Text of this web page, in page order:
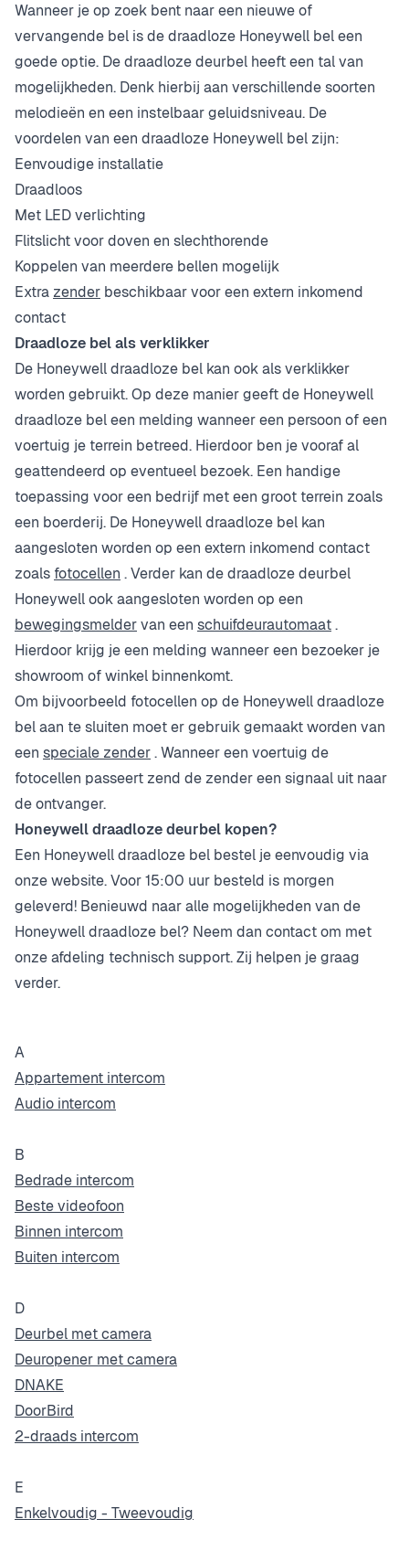
Wanneer je op zoek bent naar een nieuwe of
vervangende bel is de draadloze Honeywell bel een
goede optie. De draadloze deurbel heeft een tal van
mogelijkheden. Denk hierbij aan verschillende soorten
melodieën en een instelbaar geluidsniveau. De
voordelen van een draadloze Honeywell bel zijn:
Eenvoudige installatie
Draadloos
Met LED verlichting
Flitslicht voor doven en slechthorende
Koppelen van meerdere bellen mogelijk
Extra zender beschikbaar voor een extern inkomend
contact
Draadloze bel als verklikker
De Honeywell draadloze bel kan ook als verklikker
worden gebruikt. Op deze manier geeft de Honeywell
draadloze bel een melding wanneer een persoon of een
voertuig je terrein betreed. Hierdoor ben je vooraf al
geattendeerd op eventueel bezoek. Een handige
toepassing voor een bedrijf met een groot terrein zoals
een boerderij. De Honeywell draadloze bel kan
aangesloten worden op een extern inkomend contact
zoals fotocellen . Verder kan de draadloze deurbel
Honeywell ook aangesloten worden op een
bewegingsmeldervan een schuifdeurautomaat.
Hierdoor krijg je een melding wanneer een bezoeker je
showroom of winkel binnenkomt.
Om bijvoorbeeld fotocellen op de Honeywell draadloze
bel aan te sluiten moet er gebruik gemaakt worden van
een speciale zender. Wanneer een voertuig de
fotocellen passeert zend de zender een signaal uit naar
de ontvanger.
Honeywell draadloze deurbel kopen?
Een Honeywell draadloze bel bestel je eenvoudig via
onze website. Voor 15:00 uur besteld is morgen
geleverd! Benieuwd naar alle mogelijkheden van de
Honeywell draadloze bel? Neem dan contactom met
onze afdeling technisch support. Zij helpen je graag
verder.
A
Appartement intercom
Audio intercom
B
Bedrade intercom
Beste videofoon
Binnen intercom
Buiten intercom
D
Deurbel met camera
Deuropener met camera
DNAKE
DoorBird
2-draads intercom
E
Enkelvoudig - Tweevoudig